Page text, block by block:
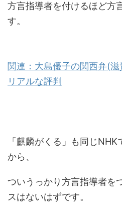
方言指導者を付けるほど方
す。
関連：大島優子の関西弁(
リアルな評判
「麒麟がくる」も同じ
から、
ついうっかり方言指導者を
スはないはずです。